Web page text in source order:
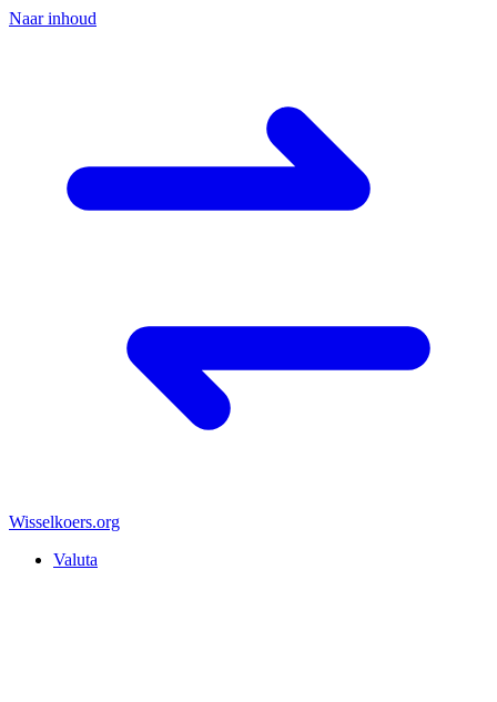
Naar inhoud
Wisselkoers.org
Valuta